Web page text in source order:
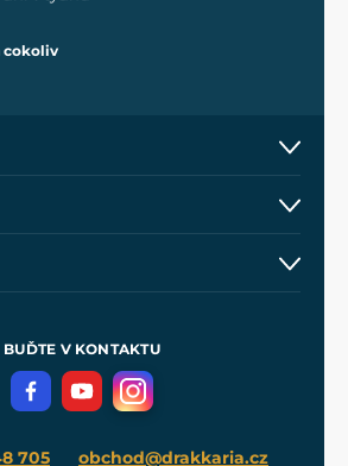
cokoliv
Come
BUĎTE V KONTAKTU
705 obchod@drakkaria.cz